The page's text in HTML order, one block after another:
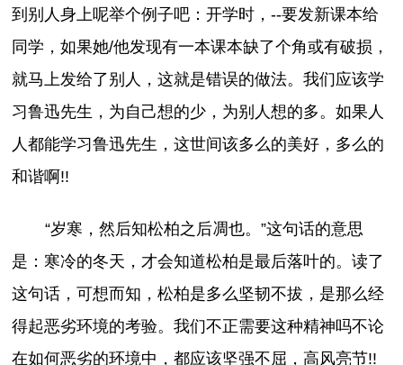
到别人身上呢举个例子吧：开学时，--要发新课本给
同学，如果她/他发现有一本课本缺了个角或有破损，
就马上发给了别人，这就是错误的做法。我们应该学
习鲁迅先生，为自己想的少，为别人想的多。如果人
人都能学习鲁迅先生，这世间该多么的美好，多么的
和谐啊!!
“岁寒，然后知松柏之后凋也。”这句话的意思
是：寒冷的冬天，才会知道松柏是最后落叶的。读了
这句话，可想而知，松柏是多么坚韧不拔，是那么经
得起恶劣环境的考验。我们不正需要这种精神吗不论
在如何恶劣的环境中，都应该坚强不屈，高风亮节!!